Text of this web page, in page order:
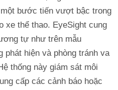
bước tiến vượt bậc trong
xe thể thao. EyeSight cung
tự như trên mẫu
phát hiện và phòng tránh va
thống này giám sát môi
cấp các cảnh báo hoặc